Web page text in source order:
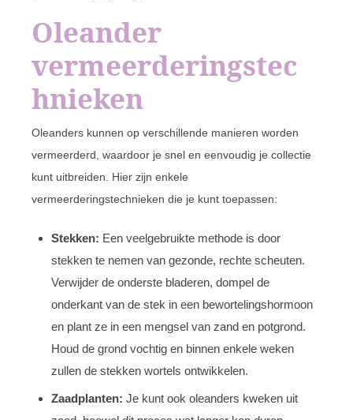
Oleander
vermeerderingstec
hnieken
Oleanders kunnen op verschillende manieren worden
vermeerderd, waardoor je snel en eenvoudig je collectie
kunt uitbreiden. Hier zijn enkele
vermeerderingstechnieken die je kunt toepassen:
Stekken: Een veelgebruikte methode is door
stekken te nemen van gezonde, rechte scheuten.
Verwijder de onderste bladeren, dompel de
onderkant van de stek in een bewortelingshormoon
en plant ze in een mengsel van zand en potgrond.
Houd de grond vochtig en binnen enkele weken
zullen de stekken wortels ontwikkelen.
Zaadplanten: Je kunt ook oleanders kweken uit